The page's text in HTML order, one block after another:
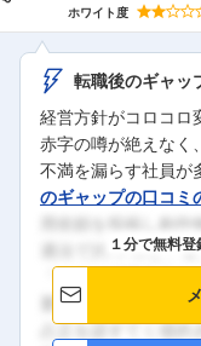
ホワイト度
転職後のギャッ
経営方針がコロコロ
赤字の噂が絶えなく
不満を漏らす社員が
のギャップの口コミ
１分で無料